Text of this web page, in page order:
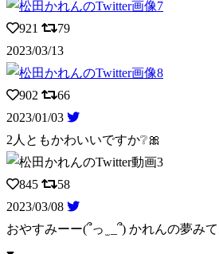
921
79
2023/03/13
902
66
2023/01/03
2人ともかわいいですか❔🎀
845
58
2023/03/08
おやすみーー(՞っ ̫ _՞) かれんの夢み